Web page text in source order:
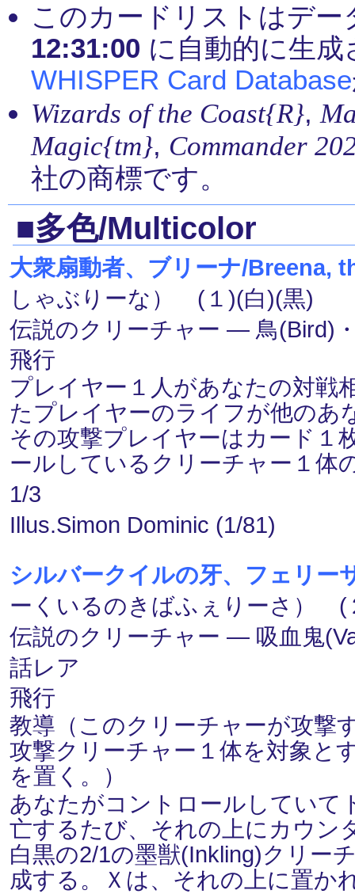
このカードリストはデ
12:31:00 に自動的に生
WHISPER Card Database
Wizards of the Coast{R},
Magic{tm}, Commander
社の商標です。
■多色/Multicolor
大衆扇動者、ブリーナ/Breena,
しゃぶりーな） (１)(白)(黒)
伝説のクリーチャー ― 鳥(Bird)
飛行
プレイヤー１人があなたの対戦
たプレイヤーのライフが他のあ
その攻撃プレイヤーはカード１
ールしているクリーチャー１体
1/3
Illus.Simon Dominic (1/81)
シルバークイルの牙、フェリ
ーくいるのきばふぇりーさ） (
伝説のクリーチャー ― 吸血鬼
話レア
飛行
教導（このクリーチャーが攻撃
攻撃クリーチャー１体を対象と
を置く。）
あなたがコントロールしていて
亡するたび、それの上にカウン
白黒の2/1の墨獣(Inkling)クリー
成する。Ｘは、それの上に置か